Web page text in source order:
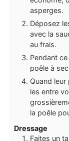
asperges.
Déposez
avec la
au frais.
Pendant
poêle à
Quand
les entre
la poêle
Dressage
Faites un